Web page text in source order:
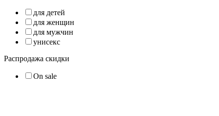
для детей
для женщин
для мужчин
унисекс
Распродажа скидки
On sale